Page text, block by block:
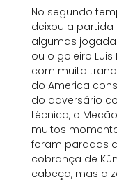
No segundo
deixou a
algumas
ou o goleiro
com muita
do America
do adversário
técnica, o
muitos
foram paradas
cobrança de
cabeça, mas a